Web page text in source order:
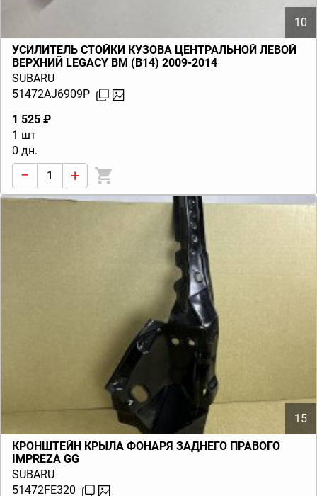
10
УСИЛИТЕЛЬ СТОЙКИ КУЗОВА ЦЕНТРАЛЬНОЙ ЛЕВОЙ
ВЕРХНИЙ LEGACY BM (B14) 2009-2014
SUBARU
51472AJ6909P
1 525 ₽
1 шт
0 дн.
− +
15
КРОНШТЕЙН КРЫЛА ФОНАРЯ ЗАДНЕГО ПРАВОГО
IMPREZA GG
SUBARU
51472FE320